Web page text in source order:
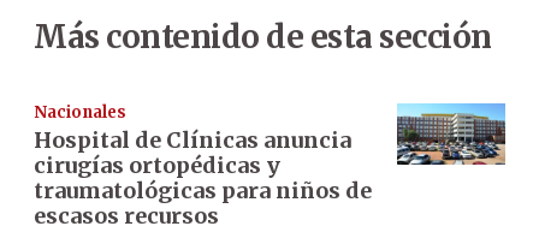
Más contenido de esta sección
Nacionales
Hospital de Clínicas anuncia
cirugías ortopédicas y
traumatológicas para niños de
escasos recursos